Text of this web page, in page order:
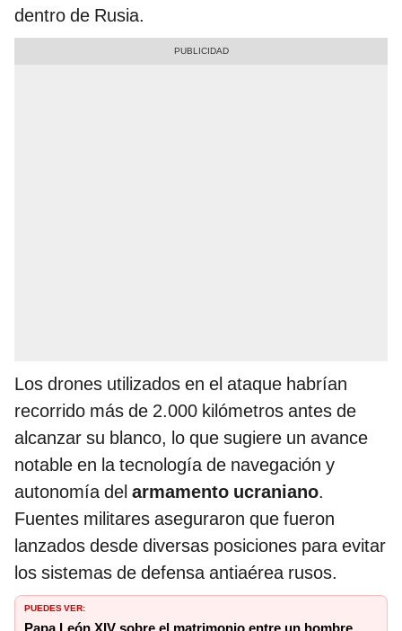
dentro de Rusia.
Los drones utilizados en el ataque habrían
recorrido más de 2.000 kilómetros antes de
alcanzar su blanco, lo que sugiere un avance
notable en la tecnología de navegación y
autonomía del armamento ucraniano.
Fuentes militares aseguraron que fueron
lanzados desde diversas posiciones para evitar
los sistemas de defensa antiaérea rusos.
PUEDES VER: